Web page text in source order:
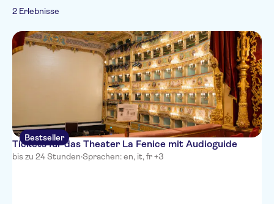
Stadt
Spanisch
Russisch
2 Erlebnisse
Bestseller
Tickets für das Theater La Fenice mit Audioguide
bis zu 24 Stunden·Sprachen: en, it, fr +3